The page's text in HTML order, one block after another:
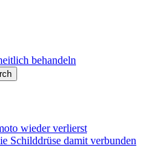
wieder verlierst
Schilddrüse damit verbunden